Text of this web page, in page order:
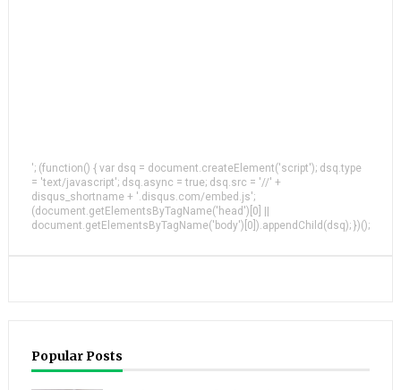
'; (function() { var dsq = document.createElement('script'); dsq.type
= 'text/javascript'; dsq.async = true; dsq.src = '//' +
disqus_shortname + '.disqus.com/embed.js';
(document.getElementsByTagName('head')[0] ||
document.getElementsByTagName('body')[0]).appendChild(dsq); })();
Popular Posts